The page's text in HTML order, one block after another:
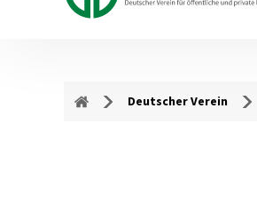
Deutscher Verein